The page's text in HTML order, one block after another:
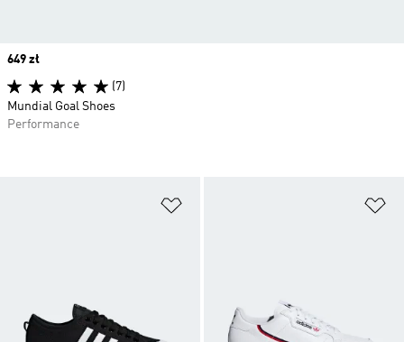
Price
649 zł
(7)
Mundial Goal Shoes
Performance